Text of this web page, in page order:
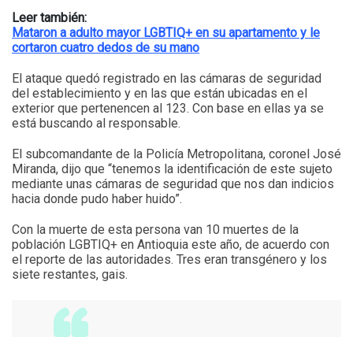
Leer también:
Mataron a adulto mayor LGBTIQ+ en su apartamento y le
cortaron cuatro dedos de su mano
El ataque quedó registrado en las cámaras de seguridad
del establecimiento y en las que están ubicadas en el
exterior que pertenencen al 123. Con base en ellas ya se
está buscando al responsable.
El subcomandante de la Policía Metropolitana, coronel José
Miranda, dijo que “tenemos la identificación de este sujeto
mediante unas cámaras de seguridad que nos dan indicios
hacia donde pudo haber huido”.
Con la muerte de esta persona van 10 muertes de la
población LGBTIQ+ en Antioquia este año, de acuerdo con
el reporte de las autoridades. Tres eran transgénero y los
siete restantes, gais.